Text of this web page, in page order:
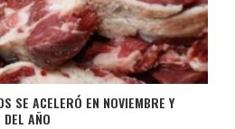
SE ACELERÓ EN NOVIEMBRE Y
AÑO